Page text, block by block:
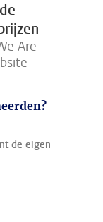
Are
de eigen